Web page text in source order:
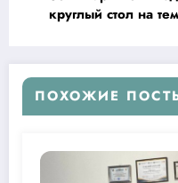
круглый стол на
организаций
перспектива».
ПОХОЖИЕ